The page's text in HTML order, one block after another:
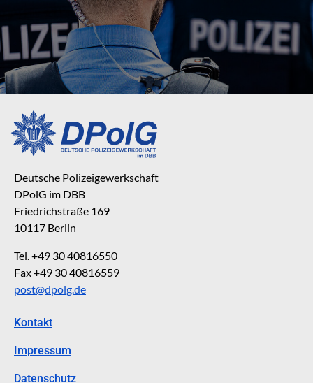
Deutsche Polizeigewerkschaft
DPolG im DBB
Friedrichstraße 169
10117 Berlin
Tel. +49 30 40816550
Fax +49 30 40816559
post@dpolg.de
Kontakt
Impressum
Datenschutz